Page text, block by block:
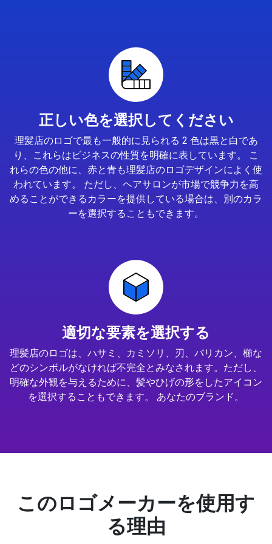
正しい色を選択してください
理髪店のロゴで最も一般的に見られる 2 色は黒と白であ
り、これらはビジネスの性質を明確に表しています。 こ
れらの色の他に、赤と青も理髪店のロゴデザインによく使
われています。 ただし、ヘアサロンが市場で競争力を高
めることができるカラーを提供している場合は、別のカラ
ーを選択することもできます。
適切な要素を選択する
理髪店のロゴは、ハサミ、カミソリ、刃、バリカン、櫛な
どのシンボルがなければ不完全とみなされます。ただし、
明確な外観を与えるために、髪やひげの形をしたアイコン
を選択することもできます。 あなたのブランド。
このロゴメーカーを使用す
る理由